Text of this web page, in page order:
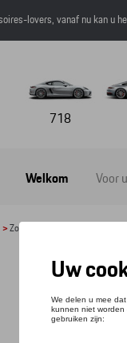
lovers, vanaf nu kan u
718
Welkom Voor u
>Zonnebrillen